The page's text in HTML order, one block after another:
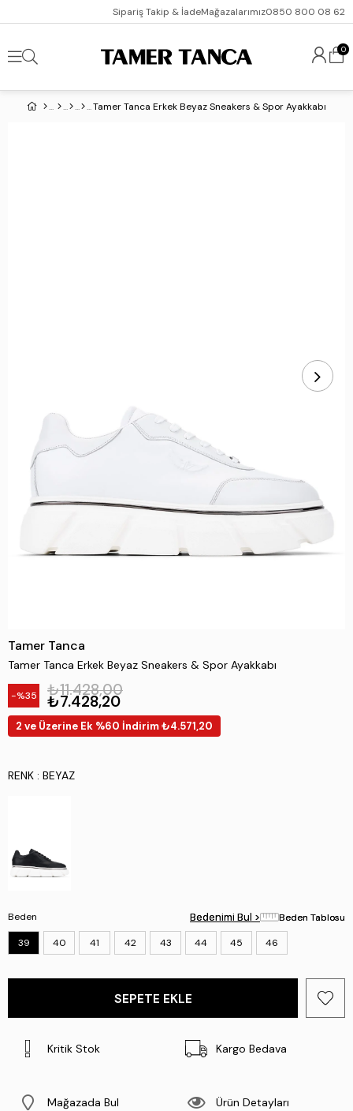
Sipariş Takip & İadeMağazalarımız0850 800 08 62
0
Tamer Tanca Erkek Beyaz Sneakers & Spor Ayakkabı
Tamer Tanca
Tamer Tanca Erkek Beyaz Sneakers & Spor Ayakkabı
35 ₺11.428,00
₺7.428,20
2 ve Üzerine Ek %60 İndirim ₺4.571,20
RENK : BEYAZ
Beden
39 40 41 42 43 44 45 46
Bedenimi Bul > Beden Tablosu
Bedenimi Bul > Beden Tablosu
Kritik Stok Kargo Bedava
Mağazada Bul Ürün Detayları